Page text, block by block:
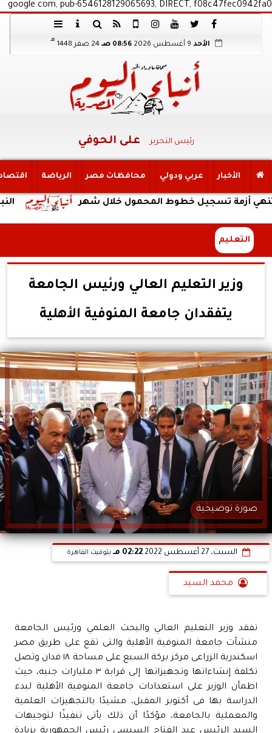
google.com, pub-6546128129065693, DIRECT, f08c47fec0942fa0
الأحد 08:56 صـ 24 صفر 1448
هـ
رئيس التحرير على الحوفي
الأخبار عربي ودولي محافظات مصر الرياضة
النبؤة تسجيل خطوط المحمول خلال شهر
التعليم
وزير التعليم العالي ورئيس الجامعة
يتفقدان جامعة المنوفية الأهلية
صورة توضيحية
السبت، 27 أغسطس 2022 02:22 مـ بتوقيت القاهرة
محمد السيد
تفقد وزير التعليم العالي والبحث العلمي ورئيس الجامعة
منشآت جامعة المنوفية الأهلية والتى تقع على طريق مصر
اسكندرية الزراعى مركز بركة السبع على مساحة ١٨ فدان وتصل
تكلفة إنشاءاتها وتجهيزاتها إلى قرابة ٣ مليارات جنيه، حيث
اطمأن الوزير على استعدادات جامعة المنوفية الأهلية لبدء
الدراسة بها فى أكتوبر المقبل، مشيدًا بالتجهيزات العلمية
والمعملية بالجامعة، مؤكدًا أن ذلك يأتى تنفيذًا لتوجيهات